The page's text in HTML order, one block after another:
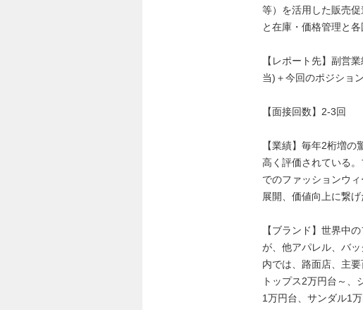
等）を活用した販売
と在庫・価格管理と
【レポート先】副営
当)＋今回のポジション
【面接回数】2-3回
【業績】毎年2桁増
高く評価されている
でのファッションウ
展開、価値向上に繋げ
【ブランド】世界中
が、他アパレル、バ
内では、路面店、主
トップス2万円台～
1万円台、サンダル1